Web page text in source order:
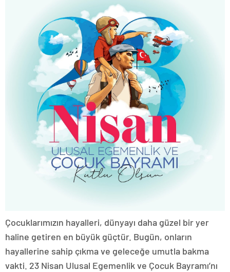
Çocuklarımızın hayalleri, dünyayı daha güzel bir yer
haline getiren en büyük güçtür. Bugün, onların
hayallerine sahip çıkma ve geleceğe umutla bakma
vakti. 23 Nisan Ulusal Egemenlik ve Çocuk Bayramı’nı